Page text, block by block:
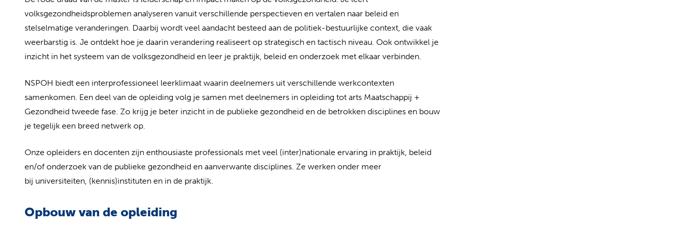
volksgezondheidsproblemen analyseren vanuit verschillende perspectieven en vertalen naar beleid en
stelselmatige veranderingen. Daarbij wordt veel aandacht besteed aan de politiek-bestuurlijke context, die vaak
weerbarstig is. Je ontdekt hoe je daarin verandering realiseert op strategisch en tactisch niveau. Ook ontwikkel je
inzicht in het systeem van de volksgezondheid en leer je praktijk, beleid en onderzoek met elkaar verbinden.
NSPOH biedt een interprofessioneel leerklimaat waarin deelnemers uit verschillende werkcontexten
samenkomen. Een deel van de opleiding volg je samen met deelnemers in opleiding tot arts Maatschappij +
Gezondheid tweede fase. Zo krijg je beter inzicht in de publieke gezondheid en de betrokken disciplines en bouw
je tegelijk een breed netwerk op.
Onze opleiders en docenten zijn enthousiaste professionals met veel (inter)nationale ervaring in praktijk, beleid
en/of onderzoek van de publieke gezondheid en aanverwante disciplines. Ze werken onder meer
bij universiteiten, (kennis)instituten en in de praktijk.
Opbouw van de opleiding